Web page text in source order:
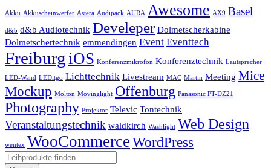
Akku Akkuscheinwerfer Astera Audipack AURA Awesome AX9 Basel
d&b d&b Audiotechnik Develeper Dolmetscherkabine
Dolmetschertechnik emmendingen Event Eventtech
Freiburg iOS Konferenzmikrofon Konferenztechnik Lautsprecher
LED-Wand LEDitgo Lichttechnik Livestream MAC Martin Meeting Mice
Mockup Molton Movinglight Offenburg Panasonic PT-DZ21
Photography Projektor Televic Tontechnik
Veranstaltungstechnik waldkirch Washlight Web Design
wentex WooCommerce WordPress